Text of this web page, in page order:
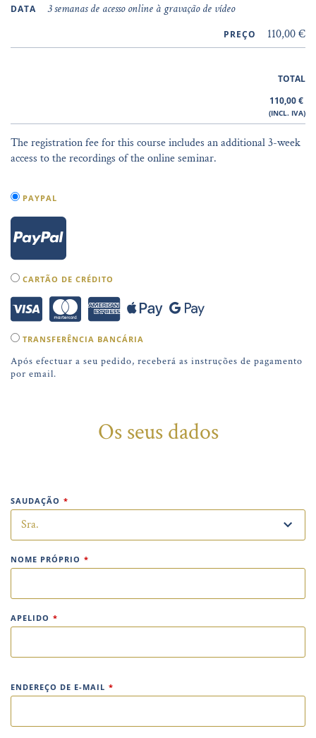
DATA 3 semanas de acesso online à gravação de vídeo
PREÇO 110,00 €
TOTAL
110,00€
(INCL. IVA)
The registration fee for this course includes an additional 3-week
access to the recordings of the online seminar.
PAYPAL
CARTÃO DE CRÉDITO
TRANSFERÊNCIA BANCÁRIA
Após efectuar a seu pedido, receberá as instruções de pagamento
por email.
Os seus dados
SAUDAÇÃO *
NOME PRÓPRIO *
APELIDO *
ENDEREÇO DE E-MAIL *